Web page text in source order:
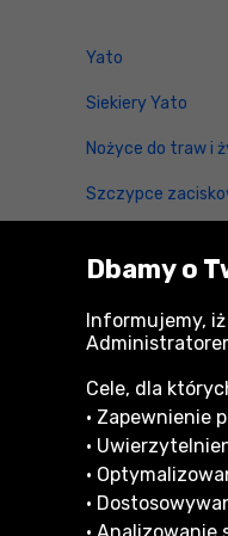
Yato
Siekiery Yato
Nożyce do traw i
Szczypce
Młotowiertarki
Pompki Yato
Informacje
Dbamy o
Informujemy,
Cele, dla
• Zapewnienie
•
•
•